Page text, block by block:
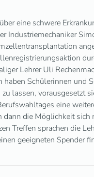
eine schwere
Industriemechaniker
Lehrer Uli
haben Schülerinnen und
lassen, vorausgesetzt
eine
dann die Möglichkeit sich
Treffen sprachen die
geeigneten Spender